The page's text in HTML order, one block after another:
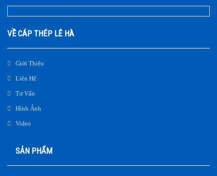
VỀ CÁP THÉP LÊ HÀ
Giới Thiệu
Liên Hệ
Tư Vấn
Hình Ảnh
Video
SẢN PHẨM